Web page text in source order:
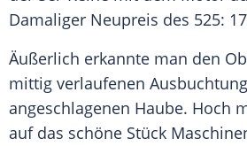
Damaliger Neupreis des 525:
Äußerlich erkannte man den
mittig verlaufenen
angeschlagenen Haube. Hoch
auf das schöne Stück